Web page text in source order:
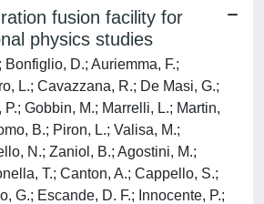
fusion facility for
physics studies
Bonfiglio, D.; Auriemma, F.;
L.; Cavazzana, R.; De Masi, G.;
P.; Gobbin, M.; Marrelli, L.; Martin,
B.; Piron, L.; Valisa, M.;
N.; Zaniol, B.; Agostini, M.;
T.; Canton, A.; Cappello, S.;
G.; Escande, D. F.; Innocente, P.;